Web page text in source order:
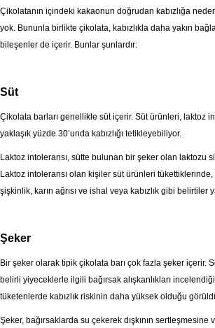
Çikolatanın içindeki kakaonun doğrudan kabızlığa
yok. Bununla birlikte çikolata, kabızlıkla daha yakın
bileşenler de içerir. Bunlar şunlardır:
Süt
Çikolata barları genellikle süt içerir. Süt ürünleri, laktoz
yaklaşık yüzde 30’unda kabızlığı tetikleyebiliyor.
Laktoz intoleransı, sütte bulunan bir şeker olan laktozu
Laktoz intoleransı olan kişiler süt ürünleri tükettiklerinde,
şişkinlik, karın ağrısı ve ishal veya kabızlık gibi belirtiler
Şeker
Bir şeker olarak tipik çikolata barı çok fazla şeker içerir.
belirli yiyeceklerle ilgili bağırsak alışkanlıkları
tüketenlerde kabızlık riskinin daha yüksek olduğu
Şeker, bağırsaklarda su çekerek dışkının sertleşmesine